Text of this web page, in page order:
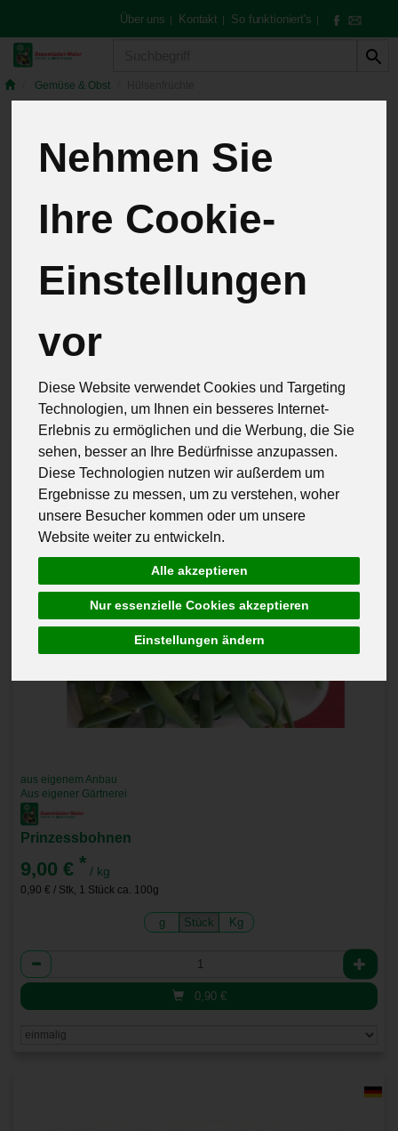
Nehmen Sie
Ihre Cookie-
Einstellungen
vor
Diese Website verwendet Cookies und Targeting
Technologien, um Ihnen ein besseres Internet-
Erlebnis zu ermöglichen und die Werbung, die Sie
sehen, besser an Ihre Bedürfnisse anzupassen.
Diese Technologien nutzen wir außerdem um
Ergebnisse zu messen, um zu verstehen, woher
unsere Besucher kommen oder um unsere
Website weiter zu entwickeln.
Alle akzeptieren
Nur essenzielle Cookies akzeptieren
Einstellungen ändern
Über uns | Kontakt | So funktioniert's |
Gemüse & Obst
Hülsenfrüchte
12
aus eigenem Anbau
Aus eigener Gärtnerei
Prinzessbohnen
9,00 € * / kg
0,90 € / Stk, 1 Stück ca. 100g
g Stück Kg
Anzahl
0,90 €